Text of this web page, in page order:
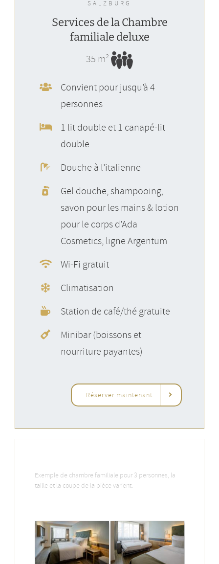
SALZBURG
Services de la Chambre
familiale deluxe
35 m²
Convient pour jusqu’à 4
personnes
1 lit double et 1 canapé-lit
double
Douche à l’italienne
Gel douche, shampooing,
savon pour les mains & lotion
pour le corps d’Ada
Cosmetics, ligne Argentum
Wi-Fi gratuit
Climatisation
Station de café/thé gratuite
Minibar (boissons et
nourriture payantes)
Réserver maintenant
Exemple de chambre familiale pour 3 personnes, la
taille et la coupe de la pièce varient.